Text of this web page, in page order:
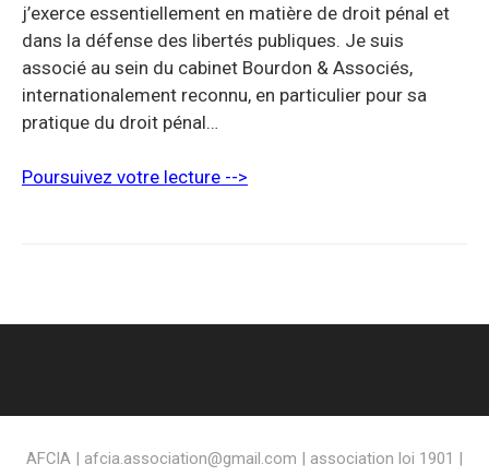
j’exerce essentiellement en matière de droit pénal et
dans la défense des libertés publiques. Je suis
associé au sein du cabinet Bourdon & Associés,
internationalement reconnu, en particulier pour sa
pratique du droit pénal…
Poursuivez votre lecture -->
AFCIA | afcia.association@gmail.com | association loi 1901 |